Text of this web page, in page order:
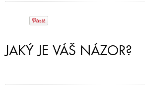
JAKÝ JE VÁŠ NÁZOR?